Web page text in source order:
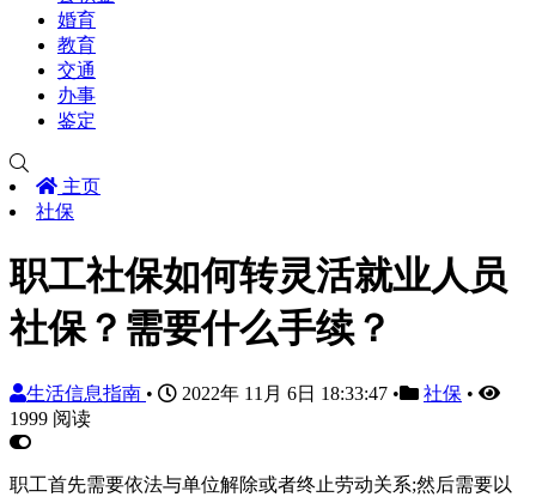
婚育
教育
交通
办事
鉴定
主页
社保
职工社保如何转灵活就业人员
社保？需要什么手续？
生活信息指南 • 2022年 11月 6日 18:33:47 • 社保 •
1999 阅读
职工首先需要依法与单位解除或者终止劳动关系;然后需要以